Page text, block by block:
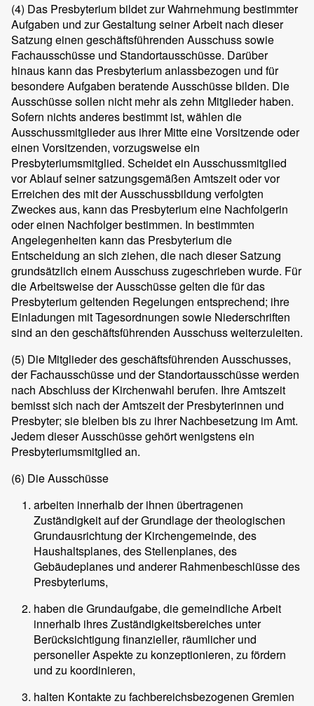
(4) Das Presbyterium bildet zur Wahrnehmung bestimmter
Aufgaben und zur Gestaltung seiner Arbeit nach dieser
Satzung einen geschäftsführenden Ausschuss sowie
Fachausschüsse und Standortausschüsse. Darüber
hinaus kann das Presbyterium anlassbezogen und für
besondere Aufgaben beratende Ausschüsse bilden. Die
Ausschüsse sollen nicht mehr als zehn Mitglieder haben.
Sofern nichts anderes bestimmt ist, wählen die
Ausschussmitglieder aus ihrer Mitte eine Vorsitzende oder
einen Vorsitzenden, vorzugsweise ein
Presbyteriumsmitglied. Scheidet ein Ausschussmitglied
vor Ablauf seiner satzungsgemäßen Amtszeit oder vor
Erreichen des mit der Ausschussbildung verfolgten
Zweckes aus, kann das Presbyterium eine Nachfolgerin
oder einen Nachfolger bestimmen. In bestimmten
Angelegenheiten kann das Presbyterium die
Entscheidung an sich ziehen, die nach dieser Satzung
grundsätzlich einem Ausschuss zugeschrieben wurde. Für
die Arbeitsweise der Ausschüsse gelten die für das
Presbyterium geltenden Regelungen entsprechend; ihre
Einladungen mit Tagesordnungen sowie Niederschriften
sind an den geschäftsführenden Ausschuss weiterzuleiten.
(5) Die Mitglieder des geschäftsführenden Ausschusses,
der Fachausschüsse und der Standortausschüsse werden
nach Abschluss der Kirchenwahl berufen. Ihre Amtszeit
bemisst sich nach der Amtszeit der Presbyterinnen und
Presbyter; sie bleiben bis zu ihrer Nachbesetzung im Amt.
Jedem dieser Ausschüsse gehört wenigstens ein
Presbyteriumsmitglied an.
(6) Die Ausschüsse
arbeiten innerhalb der ihnen übertragenen
Zuständigkeit auf der Grundlage der theologischen
Grundausrichtung der Kirchengemeinde, des
Haushaltsplanes, des Stellenplanes, des
Gebäudeplanes und anderer Rahmenbeschlüsse des
Presbyteriums,
haben die Grundaufgabe, die gemeindliche Arbeit
innerhalb ihres Zuständigkeitsbereiches unter
Berücksichtigung finanzieller, räumlicher und
personeller Aspekte zu konzeptionieren, zu fördern
und zu koordinieren,
halten Kontakte zu fachbereichsbezogenen Gremien